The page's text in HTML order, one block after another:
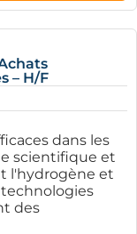
– H/F
dans les
scientifique et
l'hydrogène et
technologies
des